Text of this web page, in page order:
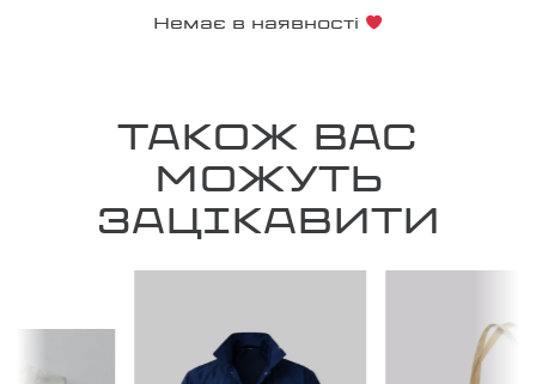
Немає в наявності
ТАКОЖ ВАС
МОЖУТЬ
ЗАЦІКАВИТИ